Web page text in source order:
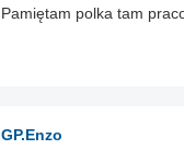
Pamiętam polka tam
GP.Enzo